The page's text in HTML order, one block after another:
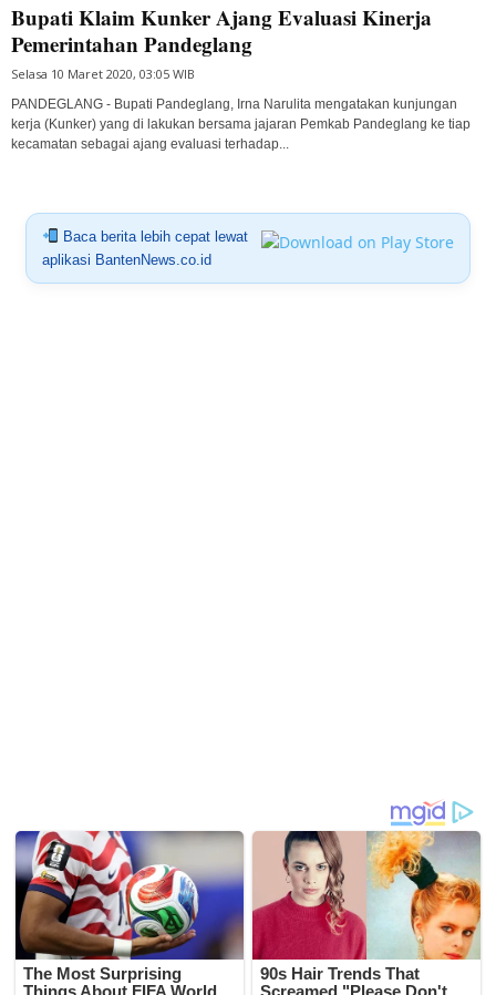
Bupati Klaim Kunker Ajang Evaluasi Kinerja
Pemerintahan Pandeglang
Selasa 10 Maret 2020, 03:05 WIB
PANDEGLANG - Bupati Pandeglang, Irna Narulita mengatakan kunjungan
kerja (Kunker) yang di lakukan bersama jajaran Pemkab Pandeglang ke tiap
kecamatan sebagai ajang evaluasi terhadap...
Baca berita lebih cepat lewat
aplikasi BantenNews.co.id